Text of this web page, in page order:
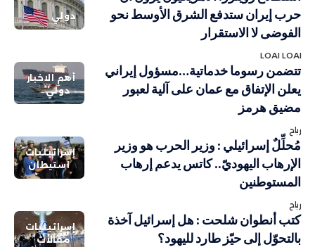
دولي
حرب إيران ستدفع الشرق الأوسط نحو
الفوضى لا الاستقرار
LOAI LOAI
أهم الاخبار
دولي
تتضمن رسوما خدماتية…مسؤول إيراني
يعلن الإتفاق مع عمان على آلية لعبور
مضيق هرمز
رباح
إسرائيليات
استيطان
مُحلِّلٌ إسرائيلي : وزير الحرب هو وزير
الإرهاب اليهوديّ.. كاتس يدعم إرهاب
المستوطنين
رباح
إسرائيليات
مقالات
كتب أنطوان شلحت : هل إسرائيل آخذة
بالتحوّل إلى حيّز طارد لليهود؟